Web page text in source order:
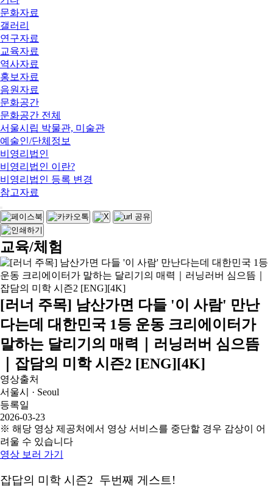
문화자료
갤러리
연구자료
교육자료
역사자료
홍보자료
음원자료
문화공간
문화공간 전체
서울시립 박물관, 미술관
예술인/단체정보
비영리법인
비영리법인 이란?
비영리법인 등록 변경
참고자료
교육/체험
[러너 주목] 남산가면 다들 '이 사람' 만난
다는데 대한민국 1등 운동 크리에이터가
말하는 달리기의 매력｜러닝러버 심으뜸
｜잡담의 미학 시즌2 [ENG][4K]
영상출처
서울시 · Seoul
등록일
2026-03-23
※ 해당 영상 제공처에서 영상 서비스를 중단할 경우 감상이 어
려울 수 있습니다
영상 보러 가기
잡답의 미학 시즌2 두번째 게스트!